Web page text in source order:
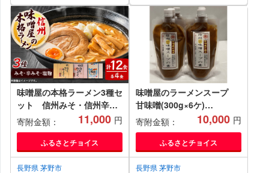
味噌屋の本格ラーメン3種セ
ット 信州みそ・信州辛み
そ・塩麹(4食×各1箱)
【1576488】
寄附金額： 11,000 円
ふるさとチョイス
長野県 茅野市
味噌屋のラーメンスープ
甘味噌(300g×6ケ)
【1576491】
寄附金額： 10,000 円
ふるさとチョイス
長野県 茅野市